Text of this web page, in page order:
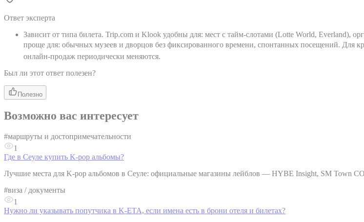
Ответ эксперта
Зависит от типа билета. Trip.com и Klook удобны для: мест с тайм-слотами (Lotte World, Everland),
проще для: обычных музеев и дворцов без фиксированного времени, спонтанных посещений. Для
онлайн-продаж периодически меняются.
Был ли этот ответ полезен?
Полезно
Возможно вас интересует
#маршруты и достопримечательности
1
Где в Сеуле купить K-pop альбомы?
Лучшие места для K-pop альбомов в Сеуле: официальные магазины лейблов — HYBE Insight, SM Town
#виза / документы
1
Нужно ли указывать попутчика в K-ETA, если имена есть в брони отеля и билетах?